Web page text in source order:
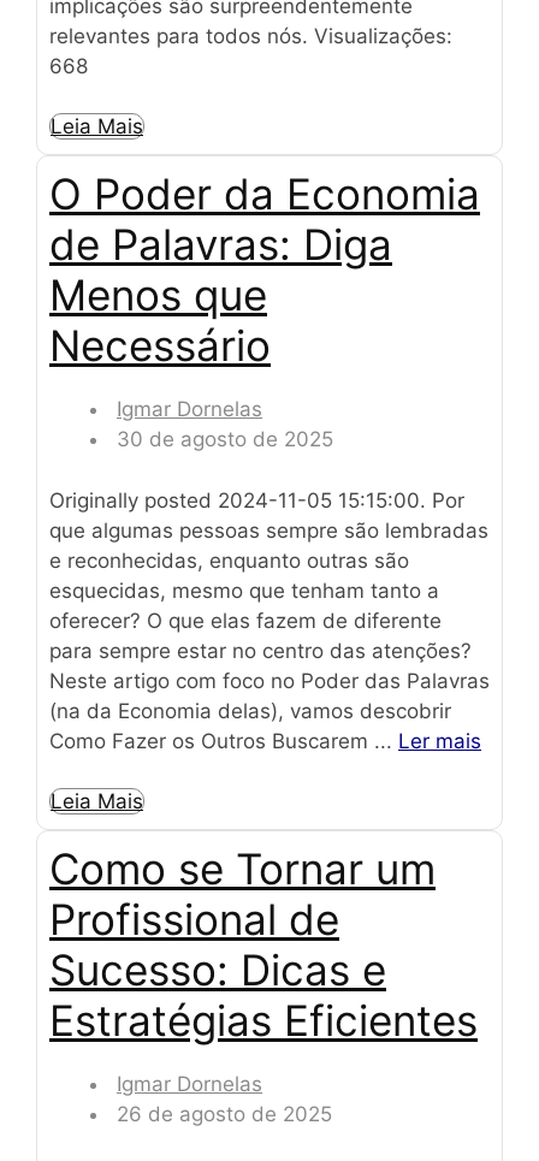
implicações são surpreendentemente
relevantes para todos nós. Visualizações:
668
Leia Mais
O Poder da Economia
de Palavras: Diga
Menos que
Necessário
Igmar Dornelas
30 de agosto de 2025
Originally posted 2024-11-05 15:15:00. Por
que algumas pessoas sempre são lembradas
e reconhecidas, enquanto outras são
esquecidas, mesmo que tenham tanto a
oferecer? O que elas fazem de diferente
para sempre estar no centro das atenções?
Neste artigo com foco no Poder das Palavras
(na da Economia delas), vamos descobrir
Como Fazer os Outros Buscarem ... Ler mais
Leia Mais
Como se Tornar um
Profissional de
Sucesso: Dicas e
Estratégias Eficientes
Igmar Dornelas
26 de agosto de 2025